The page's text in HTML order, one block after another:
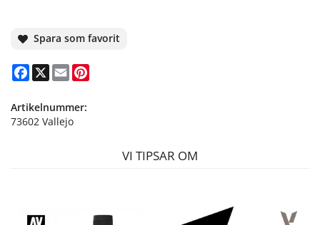
Spara som favorit
Facebook
X Email
Artikelnummer:
73602 Vallejo
VI TIPSAR OM